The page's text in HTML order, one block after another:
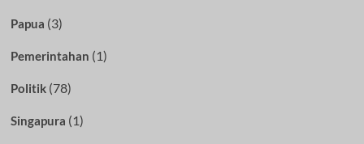
Papua (3)
Pemerintahan (1)
Politik(78)
Singapura (1)